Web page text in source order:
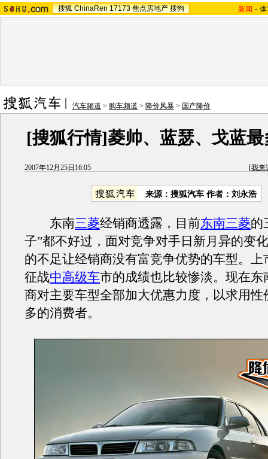
搜狐 ChinaRen 17173 焦点房地产 搜狗 新闻 -
汽车频道 > 购车频道 > 降价风暴 > 国产降价
[搜狐行情]菱帅、蓝瑟、戈蓝
2007年12月25日16:05 [我来
来源：搜狐汽车 作者：刘永浩
东南三菱经销商透露，目前东南三菱的
子”都不好过，面对竞争对手日新月异的变
的不足让经销商没有富竞争优势的车型。上
征战中高级车市的成绩也比较惨淡。现在东
商对主要车型全部加大优惠力度，以求用性
多的消费者。